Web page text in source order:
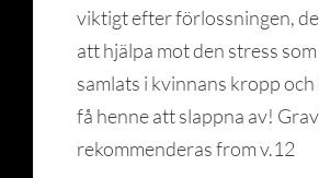
viktigt efter förlossningen,
att hjälpa mot den stress
samlats i kvinnans kropp
få henne att slappna av!
rekommenderas from v.12